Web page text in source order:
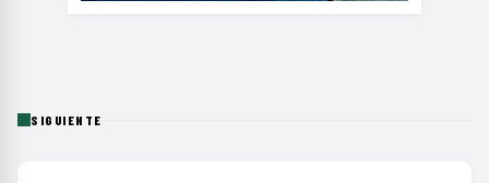
SIGUIENTE